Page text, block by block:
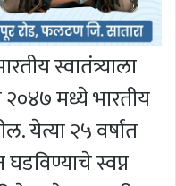
स्वातंत्र्याला
मध्ये भारतीय
येत्या २५ वर्षांत
घडविण्याचे स्वप्न